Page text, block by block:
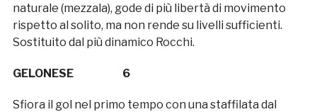
naturale (mezzala), gode di più libertà di movimento
rispetto al solito, ma non rende su livelli sufficienti.
Sostituito dal più dinamico Rocchi.
GELONESE 6
Sfiora il gol nel primo tempo con una staffilata dal